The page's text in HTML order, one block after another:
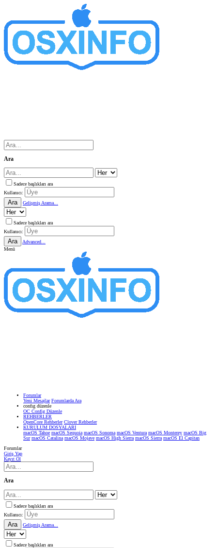
Ara
Sadece başlıkları ara
Kullanıcı:
Ara Gelişmiş Arama...
Sadece başlıkları ara
Kullanıcı:
Ara
Advanced...
Menü
Forumlar
Yeni Mesajlar Forumlarda Ara
confıg düzenle
OC Config Düzenle
REHBERLER
OpenCore Rehberler Clover Rehberler
KURULUM DOSYALARI
macOS Tahoe macOS Sequoia macOS Sonoma macOS Ventura macOS Monterey macOS Big
Sur macOS Catalina macOS Mojave macOS High Sierra macOS Sierra macOS El Capitan
Forumlar
Giriş Yap
Kayıt Ol
Ara
Sadece başlıkları ara
Kullanıcı:
Ara Gelişmiş Arama...
Sadece başlıkları ara